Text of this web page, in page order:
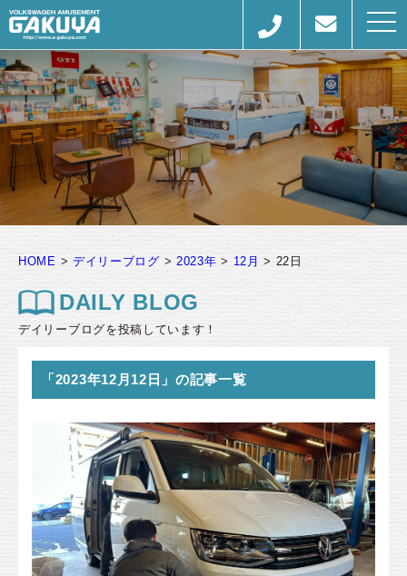
HOME > デイリーブログ > 2023年 > 12月 > 22日
DAILY BLOG
デイリーブログを投稿しています！
「2023年12月12日」の記事一覧